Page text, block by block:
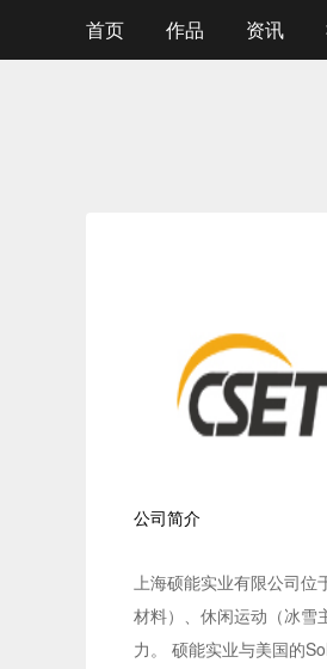
首页 作品 资讯
公司简介
上海硕能实业有限公司位
材料）、休闲运动（冰雪
力。 硕能实业与美国的